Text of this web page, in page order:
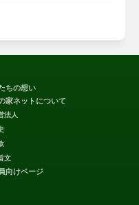
ちの想い
家ネットについて
法人
文
向けページ